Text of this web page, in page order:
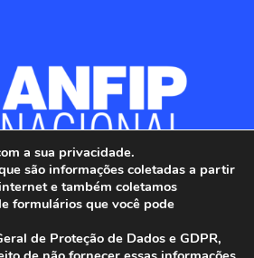
a sua privacidade.
são informações coletadas a partir
e também coletamos
formulários que você pode
de Proteção de Dados e GDPR,